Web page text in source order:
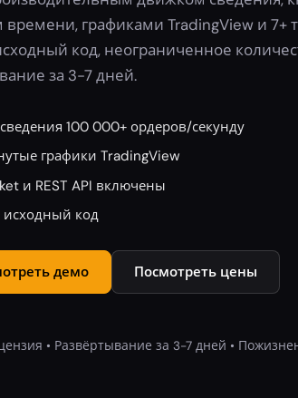
времени, графиками TradingView и 7+
код, неограниченное
за 3-7 дней.
100 000+ ордеров/секунду
графики TradingView
и REST API включены
код
демо Посмотреть цены
• Развёртывание за 3-7 дней •